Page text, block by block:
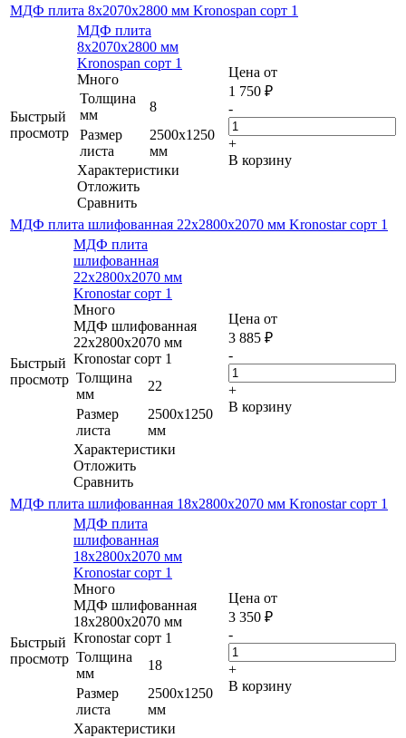
МДФ плита 8х2070х2800 мм Kronospan сорт 1
Быстрый
просмотр
МДФ плита
8х2070х2800 мм
Kronospan сорт 1
Много
Толщина
мм
8
Размер
листа
2500х1250
мм
Характеристики
Отложить
Сравнить
Цена от
1 750 ₽
-
+
В корзину
МДФ плита шлифованная 22х2800х2070 мм Kronostar сорт 1
Быстрый
просмотр
МДФ плита
шлифованная
22х2800х2070 мм
Kronostar сорт 1
Много
МДФ шлифованная
22х2800х2070 мм
Kronostar сорт 1
Толщина
мм
22
Размер
листа
2500х1250
мм
Характеристики
Отложить
Сравнить
Цена от
3 885 ₽
-
+
В корзину
МДФ плита шлифованная 18х2800х2070 мм Kronostar сорт 1
Быстрый
просмотр
МДФ плита
шлифованная
18х2800х2070 мм
Kronostar сорт 1
Много
МДФ шлифованная
18х2800х2070 мм
Kronostar сорт 1
Толщина
мм
18
Размер
листа
2500х1250
мм
Характеристики
Цена от
3 350 ₽
-
+
В корзину